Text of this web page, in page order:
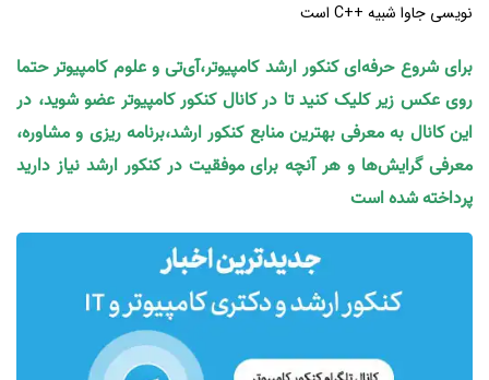
نویسی جاوا شبیه ++C است
برای شروع حرفه‌ای کنکور ارشد کامپیوتر،آی‌تی و علوم کامپیوتر حتما
روی عکس زیر کلیک کنید تا در کانال کنکور کامپیوتر عضو شوید، در
این کانال به معرفی بهترین منابع کنکور ارشد،برنامه ریزی و مشاوره،
معرفی گرایش‌ها و هر آنچه برای موفقیت در کنکور ارشد نیاز دارید
پرداخته شده است